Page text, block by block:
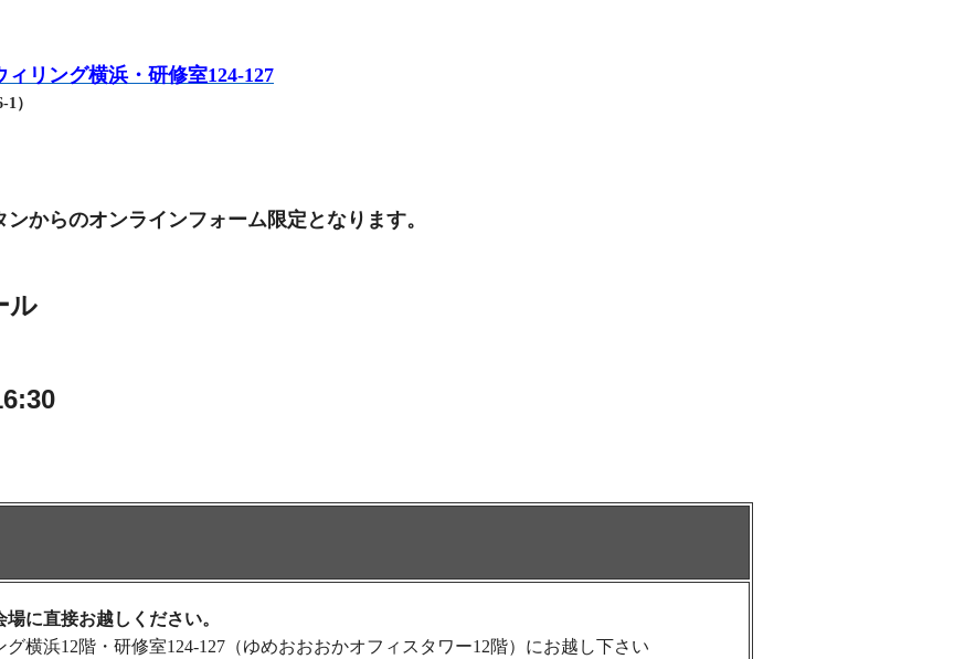
リング横浜・研修室124-127
）
からのオンラインフォーム限定となります。
ル
場に直接お越しください。
グ横浜12階・研修室124-127（ゆめおおおかオフィスタワー12階）にお越し下さい